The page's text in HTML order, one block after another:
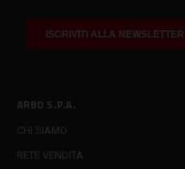
ARBO S.P.A.
CHI SIAMO
RETE VENDITA